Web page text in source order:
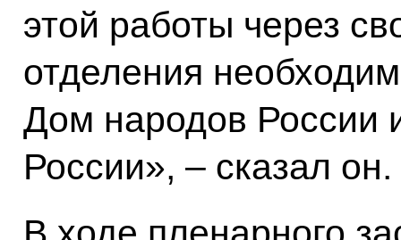
этой работы через
отделения
Дом народов России
России», – сказал он.